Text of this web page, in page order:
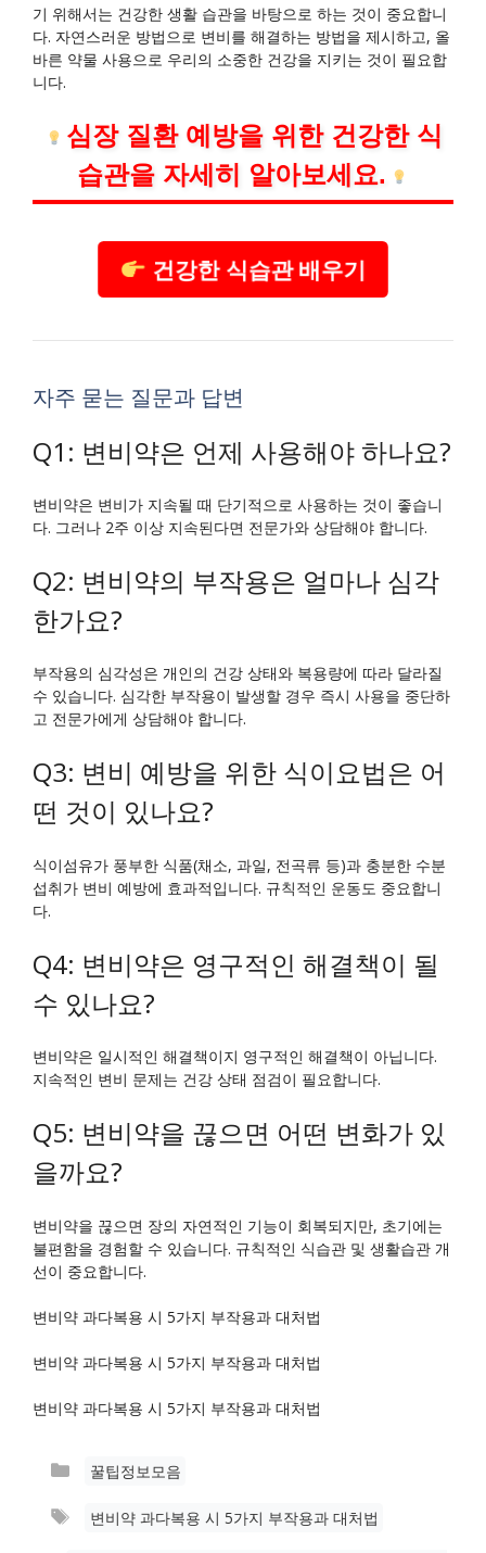
기 위해서는 건강한 생활 습관을 바탕으로 하는 것이 중요합니
다. 자연스러운 방법으로 변비를 해결하는 방법을 제시하고, 올
바른 약물 사용으로 우리의 소중한 건강을 지키는 것이 필요합
니다.
심장 질환 예방을 위한 건강한 식
습관을 자세히 알아보세요.
건강한 식습관 배우기
자주 묻는 질문과 답변
Q1: 변비약은 언제 사용해야 하나요?
변비약은 변비가 지속될 때 단기적으로 사용하는 것이 좋습니
다. 그러나 2주 이상 지속된다면 전문가와 상담해야 합니다.
Q2: 변비약의 부작용은 얼마나 심각
한가요?
부작용의 심각성은 개인의 건강 상태와 복용량에 따라 달라질
수 있습니다. 심각한 부작용이 발생할 경우 즉시 사용을 중단하
고 전문가에게 상담해야 합니다.
Q3: 변비 예방을 위한 식이요법은 어
떤 것이 있나요?
식이섬유가 풍부한 식품(채소, 과일, 전곡류 등)과 충분한 수분
섭취가 변비 예방에 효과적입니다. 규칙적인 운동도 중요합니
다.
Q4: 변비약은 영구적인 해결책이 될
수 있나요?
변비약은 일시적인 해결책이지 영구적인 해결책이 아닙니다.
지속적인 변비 문제는 건강 상태 점검이 필요합니다.
Q5: 변비약을 끊으면 어떤 변화가 있
을까요?
변비약을 끊으면 장의 자연적인 기능이 회복되지만, 초기에는
불편함을 경험할 수 있습니다. 규칙적인 식습관 및 생활습관 개
선이 중요합니다.
변비약 과다복용 시 5가지 부작용과 대처법
변비약 과다복용 시 5가지 부작용과 대처법
변비약 과다복용 시 5가지 부작용과 대처법
카
고
꿀팁정보모음
태
변비약 과다복용 시 5가지 부작용과 대처법